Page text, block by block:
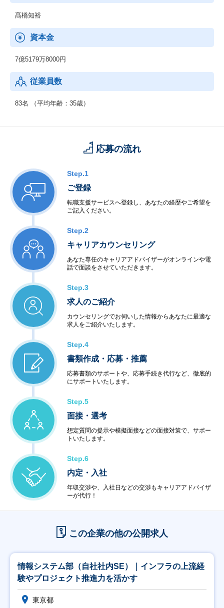
髙橋知裕
資本金
7億5179万8000円
従業員数
83名 （平均年齢：35歳）
応募の流れ
Step.1
ご登録
転職支援サービスへ登録し、あなたの経歴やご希望を
ご記入ください。
Step.2
キャリアカウンセリング
あなた専任のキャリアアドバイザーがオンラインや電
話で面談をさせていただきます。
Step.3
求人のご紹介
カウンセリングでお伺いした情報からあなたに最適な
求人をご紹介いたします。
Step.4
書類作成・応募・推薦
応募書類のサポートや、応募手続き代行など、徹底的
にサポートいたします。
Step.5
面接・選考
想定質問の提示や模擬面接などの面接対策で、サポー
トいたします。
Step.6
内定・入社
年収交渉や、入社日などの交渉もキャリアアドバイザ
ーが代行！
この企業の他の公開求人
情報システム部（自社社内SE）｜インフラの上流経
験やプロジェクト推進力を活かす
東京都